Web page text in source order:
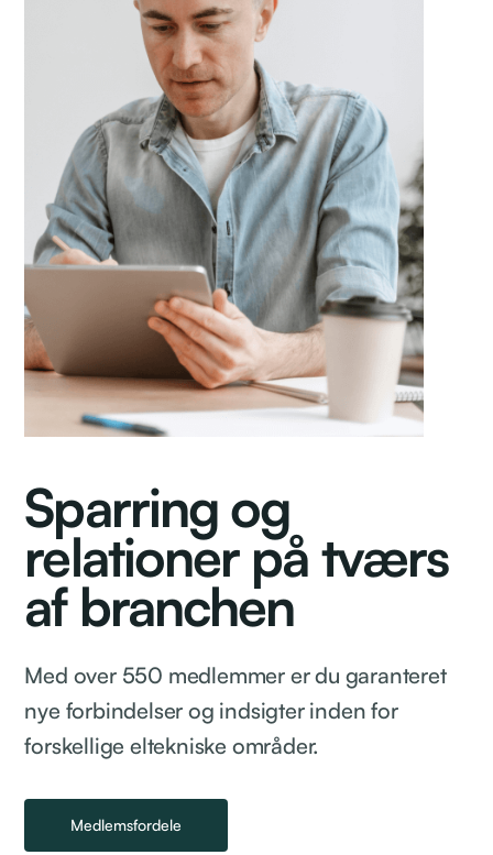
Sparring og
relationer på tværs
af branchen
Med over 550 medlemmer er du garanteret
nye forbindelser og indsigter inden for
forskellige eltekniske områder.
Medlemsfordele